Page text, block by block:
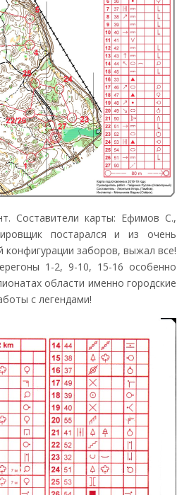
Составители карты: Ефимов С.,
постарался и из очень
конфигурации заборов, выжал все!
1-2, 9-10, 15-16 особенно
области именно городские
с легендами!